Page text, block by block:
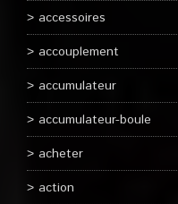
accessoires
accouplement
accumulateur
accumulateur-boule
acheter
action